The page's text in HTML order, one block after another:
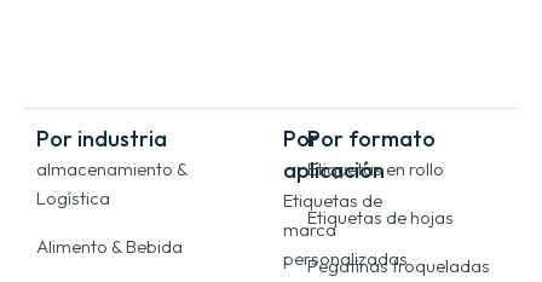
Por industria
almacenamiento &
Logística
Alimento & Bebida
Por
aplicación
Etiquetas de
marca
personalizadas
Por formato
Etiquetas en rollo
Etiquetas de hojas
Pegatinas troqueladas